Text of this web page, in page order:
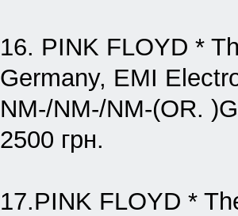
16. PINK FLOYD *
Germany, EMI
NM-/NM-/NM-(OR.
2500 грн.
17.PINK FLOYD *